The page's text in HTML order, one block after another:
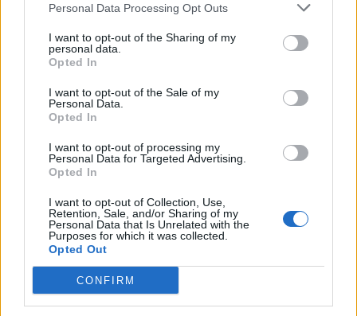
Personal Data Processing Opt Outs
I want to opt-out of the Sharing of my
personal data.
Opted In
I want to opt-out of the Sale of my
Personal Data.
Opted In
I want to opt-out of processing my
Personal Data for Targeted Advertising.
Opted In
I want to opt-out of Collection, Use,
Retention, Sale, and/or Sharing of my
Personal Data that Is Unrelated with the
Purposes for which it was collected.
Opted Out
CONFIRM
suggan se till att koka ihop det hela. Satan i gatan, detta
kommer bli kalas.
//En hungrig Peppe.
Svara
Ostgratinerad